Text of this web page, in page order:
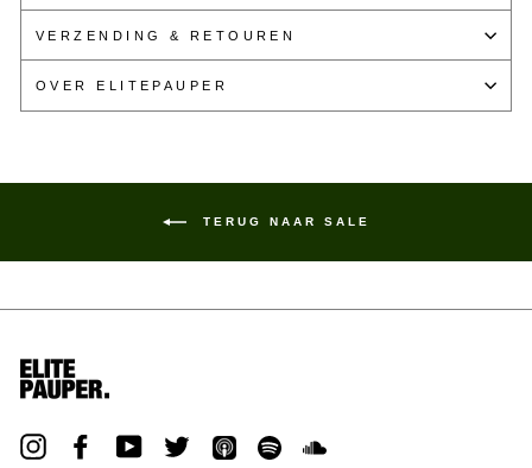
VERZENDING & RETOUREN
OVER ELITEPAUPER
TERUG NAAR SALE
InstagramFacebookYouTubeTwitteriTunesSpotify